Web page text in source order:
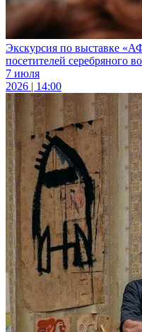
Экскурсия по выставке
посетителей серебряного
7 июля
2026 | 14:00